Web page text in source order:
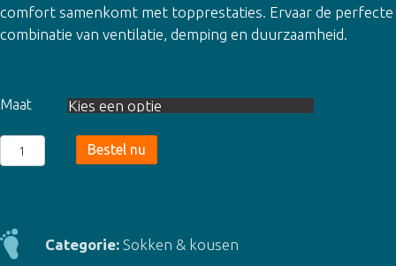
comfort samenkomt met topprestaties. Ervaar de perfecte
combinatie van ventilatie, demping en duurzaamheid.
Maat
Xtreme
Cycling
Multi
White
Bestel nu
Categorie: Sokken & kousen